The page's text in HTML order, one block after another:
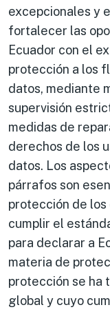
excepcionales y
fortalecer las
Ecuador con el
protección a los
datos, mediante
supervisión
medidas de
derechos de los
datos. Los
párrafos son
protección de los
cumplir el
para declarar a
materia de
protección se ha
global y cuyo